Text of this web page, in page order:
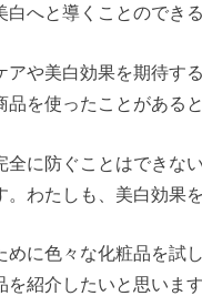
白へと導くことのでき
アや美白効果を期待す
品を使ったことがあると
全に防ぐことはできな
。わたしも、美白効果
めに色々な化粧品を試
を紹介したいと思います